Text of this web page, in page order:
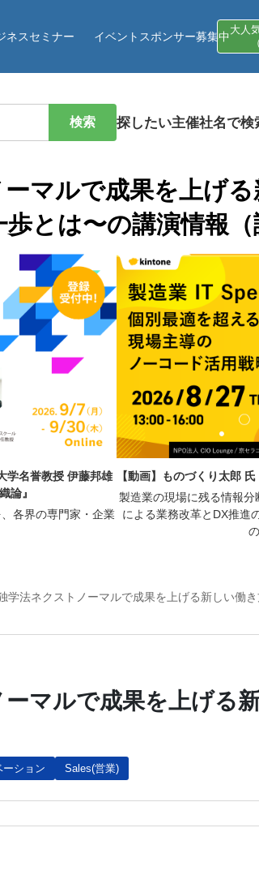
ネスセミナー イベントスポンサー募集中 大人
検索 探したい主催社名で検
ーマルで成果を上げ
とは〜の講演情報（
学名誉教授 伊藤邦雄
論』
各界の専門家・企業
【動画】ものづくり太郎
製造業の現場に残る情報
による業務改革とDX推進
独学法ネクストノーマルで成果を上げる新しい働
ーマルで成果を上げる
ーション Sales(営業)